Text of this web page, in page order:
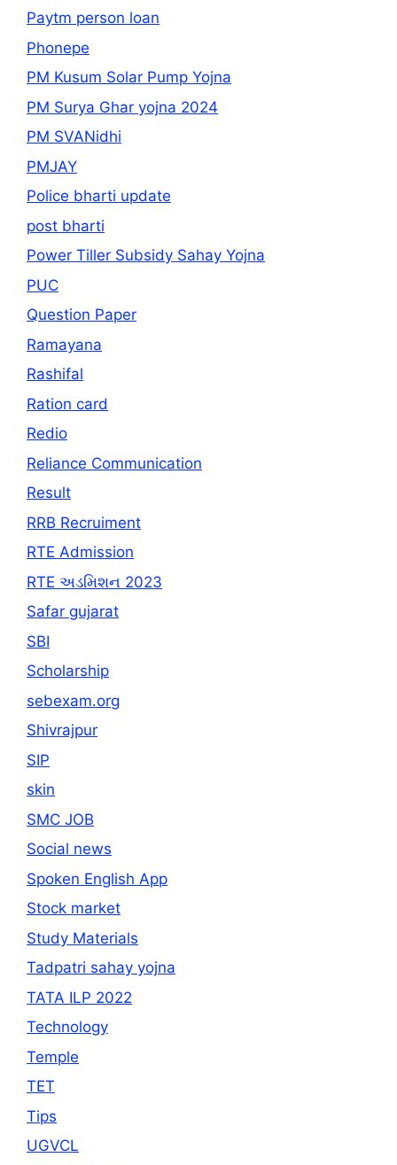
Paytm person loan
Phonepe
PM Kusum Solar Pump Yojna
PM Surya Ghar yojna 2024
PM SVANidhi
PMJAY
Police bharti update
post bharti
Power Tiller Subsidy Sahay Yojna
PUC
Question Paper
Ramayana
Rashifal
Ration card
Redio
Reliance Communication
Result
RRB Recruiment
RTE Admission
RTE અડમિશન 2023
Safar gujarat
SBI
Scholarship
sebexam.org
Shivrajpur
SIP
skin
SMC JOB
Social news
Spoken English App
Stock market
Study Materials
Tadpatri sahay yojna
TATA ILP 2022
Technology
Temple
TET
Tips
UGVCL